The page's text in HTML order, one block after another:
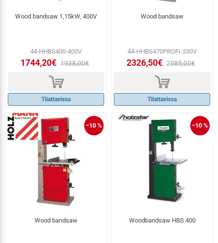
Wood bandsaw 1,15kW, 400V
44-HHBS400-400V
1744,20€ 1938,00€
d
Tilattavissa
Wood bandsaw
44-HHBS470PROFI-230V
2326,50€ 2585,00€
d
Tilattavissa
−10 %
Wood bandsaw
−10 %
Woodbandsaw HBS 400